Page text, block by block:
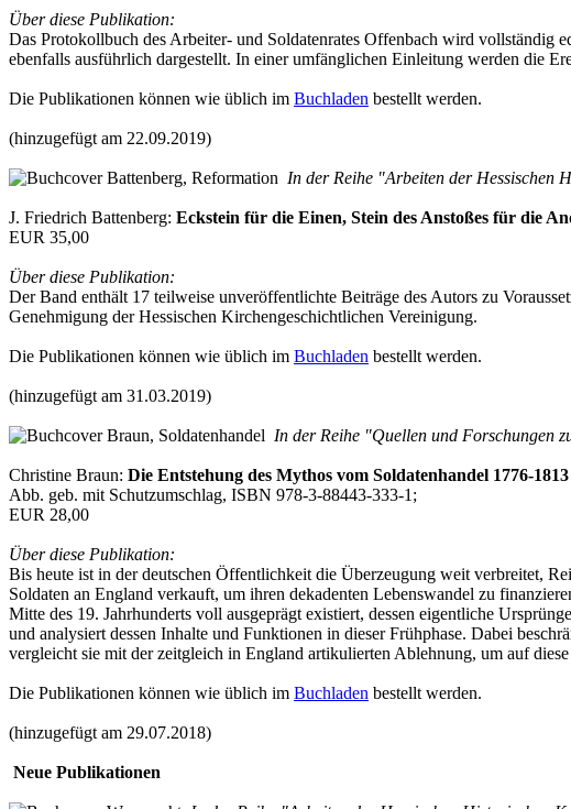
Über diese Publikation:
Das Protokollbuch des Arbeiter- und Soldatenrates Offenbach wird
ebenfalls ausführlich dargestellt. In einer umfänglichen Einleitung werden die
Die Publikationen können wie üblich im Buchladen bestellt werden.
(hinzugefügt am 22.09.2019)
In der Reihe "Arbeiten der Hessischen
J. Friedrich Battenberg: Eckstein für die Einen, Stein des Anstoßes für die
EUR 35,00
Über diese Publikation:
Der Band enthält 17 teilweise unveröffentlichte Beiträge des Autors zu
Genehmigung der Hessischen Kirchengeschichtlichen Vereinigung.
Die Publikationen können wie üblich im Buchladen bestellt werden.
(hinzugefügt am 31.03.2019)
In der Reihe "Quellen und Forschungen
Christine Braun: Die Entstehung des Mythos vom Soldatenhandel 1776-1813
Abb. geb. mit Schutzumschlag, ISBN 978-3-88443-333-1;
EUR 28,00
Über diese Publikation:
Bis heute ist in der deutschen Öffentlichkeit die Überzeugung weit verbreitet,
Soldaten an England verkauft, um ihren dekadenten Lebenswandel zu
Mitte des 19. Jahrhunderts voll ausgeprägt existiert, dessen eigentliche
und analysiert dessen Inhalte und Funktionen in dieser Frühphase. Dabei
vergleicht sie mit der zeitgleich in England artikulierten Ablehnung, um auf
Die Publikationen können wie üblich im Buchladen bestellt werden.
(hinzugefügt am 29.07.2018)
Neue Publikationen